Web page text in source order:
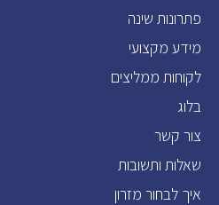
פתרונות שינה
מידע מקצועי
לקוחות ממליצים
בלוג
צור קשר
שאלות ותשובות
איך לבחור מזרון